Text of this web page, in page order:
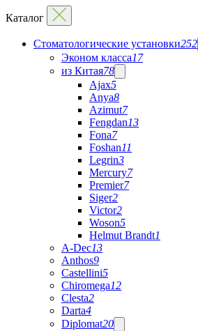
Каталог
Стоматологические установки252
Эконом класса17
из Китая78
Ajax5
Anya8
Azimut7
Fengdan13
Fona7
Foshan11
Legrin3
Mercury7
Premier7
Siger2
Victor2
Woson5
Helmut Brandt1
A-Dec13
Anthos9
Castellini5
Chiromega12
Clesta2
Darta4
Diplomat20